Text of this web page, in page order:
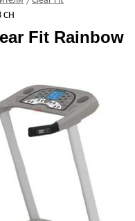
Fit Rainbow